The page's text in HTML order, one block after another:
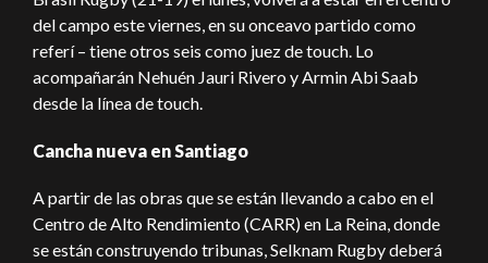
del campo este viernes, en su onceavo partido como
referí – tiene otros seis como juez de touch. Lo
acompañarán Nehuén Jauri Rivero y Armin Abi Saab
desde la línea de touch.
Cancha nueva en Santiago
A partir de las obras que se están llevando a cabo en el
Centro de Alto Rendimiento (CARR) en La Reina, donde
se están construyendo tribunas, Selknam Rugby deberá